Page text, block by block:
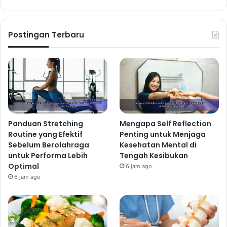
Postingan Terbaru
Panduan Stretching
Routine yang Efektif
Sebelum Berolahraga
untuk Performa Lebih
Optimal
6 jam ago
Mengapa Self Reflection
Penting untuk Menjaga
Kesehatan Mental di
Tengah Kesibukan
6 jam ago